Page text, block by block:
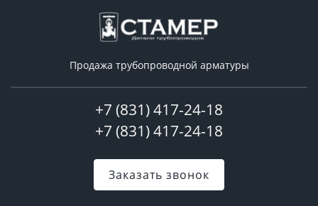
Продажа трубопроводной арматуры
+7 (831) 417-24-18
+7 (831) 417-24-18
Заказать звонок